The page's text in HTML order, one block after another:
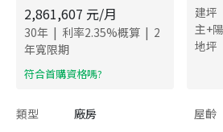
2,861,607 元/月
30年 | 利率2.35%概算 | 2
年寬限期
​符合首購資格嗎?
建坪
主+
地坪
類型 廠房 屋齡